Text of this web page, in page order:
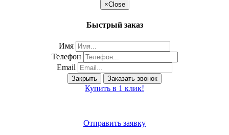
×Close
Быстрый заказ
Имя
Телефон
Email
Закрыть Заказать звонок
Купить в 1 клик!
Отправить заявку